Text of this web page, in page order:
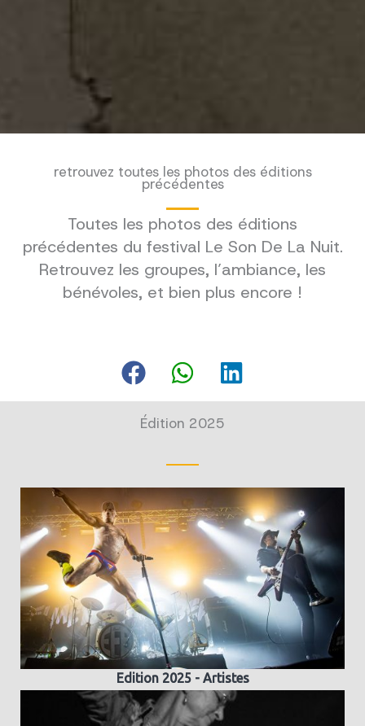
retrouvez toutes les photos des éditions
précédentes
Toutes les photos des éditions
précédentes du festival Le Son De La Nuit.
Retrouvez les groupes, l’ambiance, les
bénévoles, et bien plus encore !
Édition 2025
Edition 2025 - Artistes